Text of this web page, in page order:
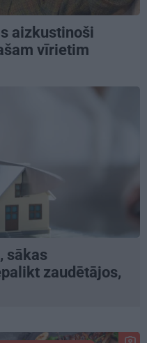
aizkustinoši
vīrietim
sākas
zaudētājos,